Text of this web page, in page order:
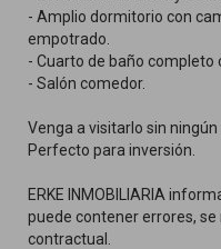
- Amplio dormitorio con
empotrado.
- Cuarto de baño completo
- Salón comedor.
Venga a visitarlo sin
Perfecto para inversión.
ERKE INMOBILIARIA
puede contener errores,
contractual.